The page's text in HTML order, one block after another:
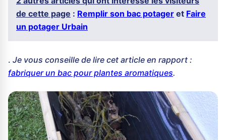
de cette page : Remplir son bac potager et Faire
un potager Urbain
. Je vous conseille de lire cet article en rapport :
fabriquer un bac pour plantes aromatiques.